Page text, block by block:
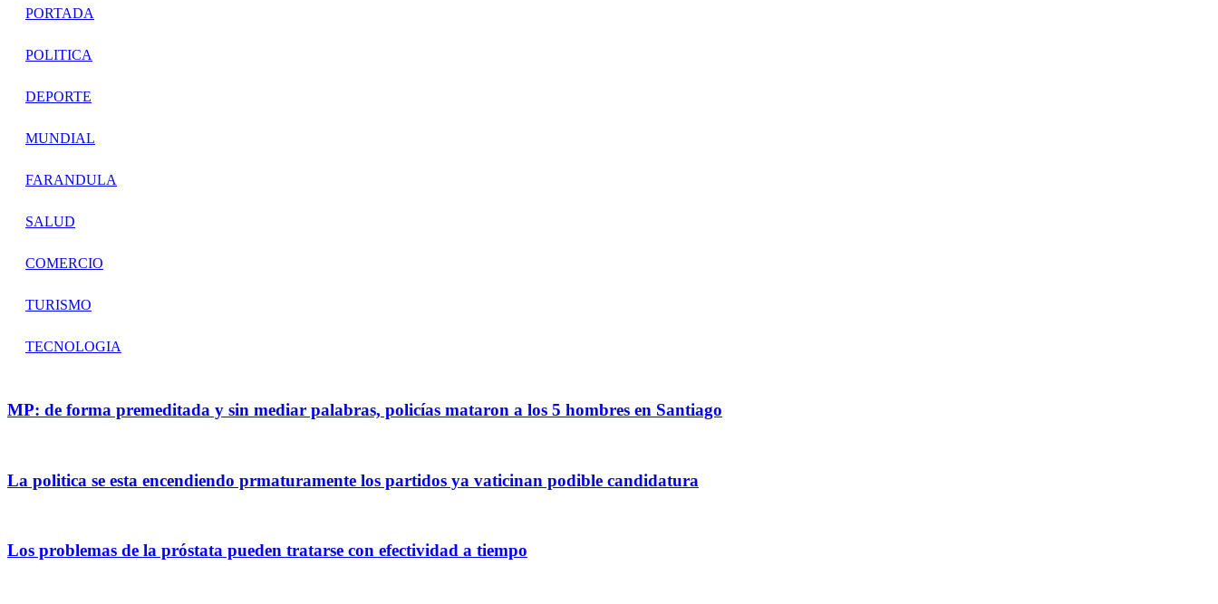
PORTADA
POLITICA
DEPORTE
MUNDIAL
FARANDULA
SALUD
COMERCIO
TURISMO
TECNOLOGIA
MP: de forma premeditada y sin mediar palabras, policías mataron a los 5 hombres en Santiago
La politica se esta encendiendo prmaturamente los partidos ya vaticinan podible candidatura
Los problemas de la próstata pueden tratarse con efectividad a tiempo